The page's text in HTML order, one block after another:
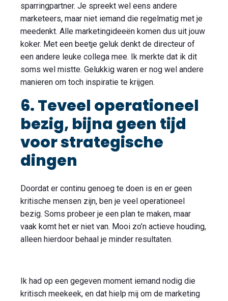
sparringpartner. Je spreekt wel eens andere
marketeers, maar niet iemand die regelmatig met je
meedenkt. Alle marketingideeën komen dus uit jouw
koker. Met een beetje geluk denkt de directeur of
een andere leuke collega mee. Ik merkte dat ik dit
soms wel mistte. Gelukkig waren er nog wel andere
manieren om toch inspiratie te krijgen.
6. Teveel operationeel
bezig, bijna geen tijd
voor strategische
dingen
Doordat er continu genoeg te doen is en er geen
kritische mensen zijn, ben je veel operationeel
bezig. Soms probeer je een plan te maken, maar
vaak komt het er niet van. Mooi zo’n actieve houding,
alleen hierdoor behaal je minder resultaten.
Ik had op een gegeven moment iemand nodig die
kritisch meekeek, en dat hielp mij om de marketing